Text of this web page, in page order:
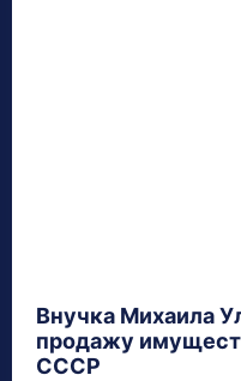
Внучка Михаила
продажу
СССР